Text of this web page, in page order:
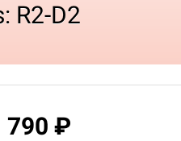
R2-D2
790 ₽